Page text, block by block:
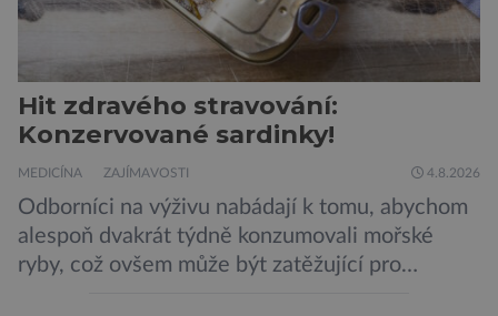
Hit zdravého stravování:
Konzervované sardinky!
MEDICÍNA ZAJÍMAVOSTI 4.8.2026
Odborníci na výživu nabádají k tomu, abychom
alespoň dvakrát týdně konzumovali mořské
ryby, což ovšem může být zatěžující pro